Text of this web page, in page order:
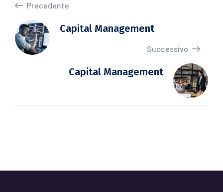
Precedente
Capital Management
Successivo
Capital Management